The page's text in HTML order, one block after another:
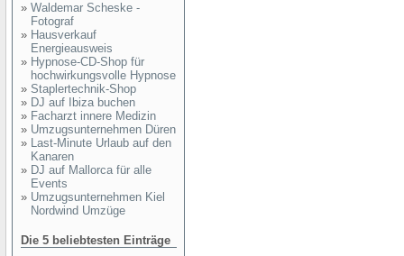
» Waldemar Scheske -
Fotograf
» Hausverkauf
Energieausweis
» Hypnose-CD-Shop für
hochwirkungsvolle Hypnose
» Staplertechnik-Shop
» DJ auf Ibiza buchen
» Facharzt innere Medizin
» Umzugsunternehmen Düren
» Last-Minute Urlaub auf den
Kanaren
» DJ auf Mallorca für alle
Events
» Umzugsunternehmen Kiel
Nordwind Umzüge
Die 5 beliebtesten Einträge